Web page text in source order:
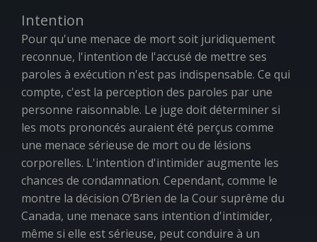
Intention
Pour qu'une menace de mort soit juridiquement
reconnue, l'intention de l'accusé de mettre ses
paroles à exécution n'est pas indispensable. Ce qui
compte, c'est la perception des paroles par une
personne raisonnable. Le juge doit déterminer si
les mots prononcés auraient été perçus comme
une menace sérieuse de mort ou de lésions
corporelles. L'intention d'intimider augmente les
chances de condamnation. Cependant, comme le
montre la décision O’Brien de la Cour suprême du
Canada, une menace sans intention d'intimider,
même si elle est sérieuse, peut conduire à un